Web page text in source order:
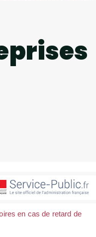
en cas de retard de